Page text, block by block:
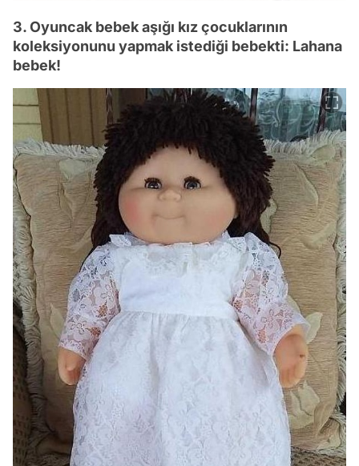
3. Oyuncak bebek aşığı kız çocuklarının
koleksiyonunu yapmak istediği bebekti: Lahana
bebek!